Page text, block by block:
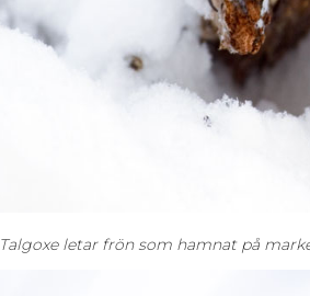
Talgoxe letar frön som hamnat på